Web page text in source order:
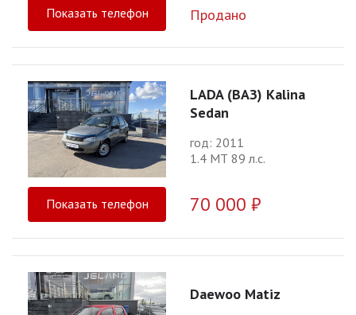
Показать телефон Продано
LADA (ВАЗ) Kalina
Sedan
год: 2011
1.4 МТ 89 л.с.
Показать телефон 70 000 ₽
Daewoo Matiz